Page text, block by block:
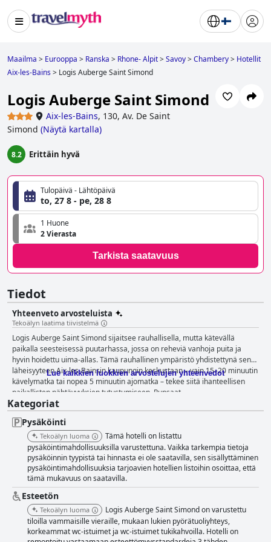
Maailma > Eurooppa > Ranska > Rhone- Alpit>Savoy>Chambery> Hotellit
Aix-les-Bains> Logis Auberge Saint Simond
Logis Auberge Saint Simond
Aix-les-Bains, 130, Av. De Saint
Simond (Näytä kartalla)
8.2 Erittäin hyvä
Tulopäivä - Lähtöpäivä
to, 27 8 - pe, 28 8
1 Huone
2 Vierasta
Tarkista saatavuus
Tiedot
Yhteenveto arvosteluista
Tekoälyn laatima tiivistelmä
Logis Auberge Saint Simond sijaitsee rauhallisella, mutta kätevällä
paikalla seesteisessä puutarhassa, jossa on reheviä vanhoja puita ja
hyvin hoidettu uima-allas. Tämä rauhallinen ympäristö yhdistettynä sen
läheisyyteen Aix-les-Bainsin kaupungin keskustaan – vain 15–20 minuutin
kävelymatka tai nopea 5 minuutin ajomatka – tekee siitä ihanteellisen
paikallisten nähtävyyksien tutustumiseen. Runsaat
pysäköintimahdollisuudet ja hyvät liikenneyhteydet lisäävät sen
houkuttelevuutta. Viihtyisä ja ystävällinen henkilökunta edistävät yleistä
miellyttävää ilmapiiriä, joka on täydellinen perhelomalle tai
pysähdykseen matkojen aikana. Hotellin aamiainen saa paljon kiitosta
sen monipuolisesta ja runsaasta buffetista, joka sisältää sekä makeita
että suolaisia vaihtoehtoja, jotka on valmistettu laadukkaista raaka-
aineista. Asiakkaat nauttivat erityisesti päivän aloittamisesta aterialla
puutarhassa. Ainoa pieni haittapuoli on hinta, jonka jotkut kokevat
hieman korkeaksi. Illallinen Logis Auberge Saint Simondissa on erittäin
kehuttu, ja asiakkaat kuvaavat usein tarjontaa herkulliseksi, erinomaisesti
esitellyksi ja tuoreista raaka-aineista valmistetuksi. Tyylikäs esillepano ja
runsaat annokset, nautittiinpa niitä sisällä tai terassilla, edistävät
ikimuistoista ruokailukokemusta. Huoneet ovat tilavia, mukavia ja
Lue kaikkien luokkien arvostelujen yhteenvedot
Kategoriat
Pysäköinti
Tekoälyn luoma
Tämä hotelli on listattu
pysäköintimahdollisuuksilla varustettuna. Vaikka tarkempia tietoja
pysäköinnin tyypistä tai hinnasta ei ole saatavilla, sen sisällyttäminen
pysäköintimahdollisuuksia tarjoavien hotellien listoihin osoittaa, että
tämä mukavuus on saatavilla.
Esteetön
Tekoälyn luoma
Logis Auberge Saint Simond on varustettu
tiloilla vammaisille vieraille, mukaan lukien pyörätuoliyhteys,
korkeammat wc-istuimet ja wc-istuimet tukikahvoilla. Hotelli on